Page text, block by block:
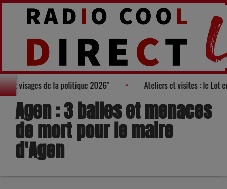
des "100 nouveaux visages de la politique 2026"
Agen : 3 balles et menaces
de mort pour le maire
d'Agen